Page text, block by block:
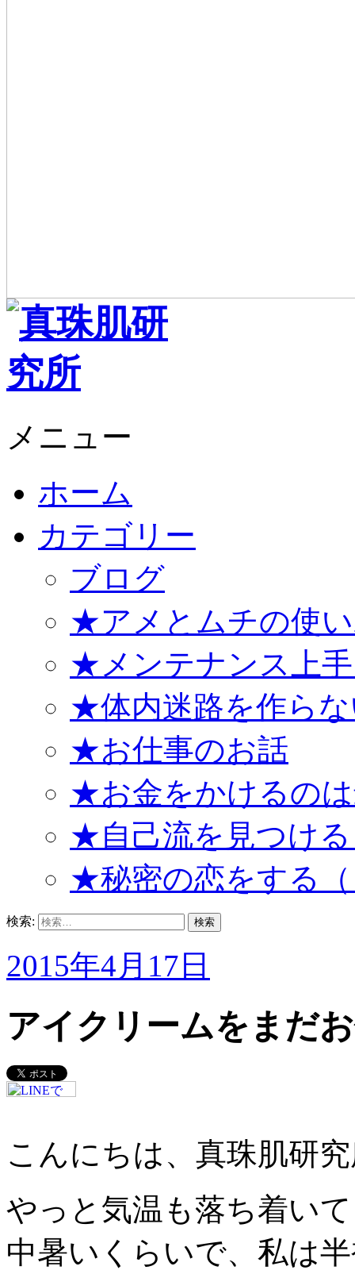
メニュー
ホーム
カテゴリー
ブログ
★アメとムチの使
★メンテナンス上
★体内迷路を作ら
★お仕事のお話
★お金をかけるの
★自己流を見つけ
★秘密の恋をする
検索:
2015年4月17日
アイクリームをまだ
こんにちは、真珠肌研
やっと気温も落ち着い
中暑いくらいで、私は